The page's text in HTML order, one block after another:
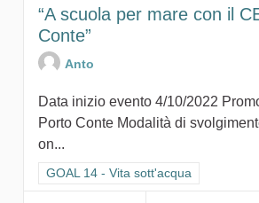
“A scuola per mare con il
Conte”
Anto
Data inizio evento 4/10/2022
Porto Conte Modalità di
on...
Filtra i risultati per categoria: GOAL
GOAL 14 - Vita sott'acqua